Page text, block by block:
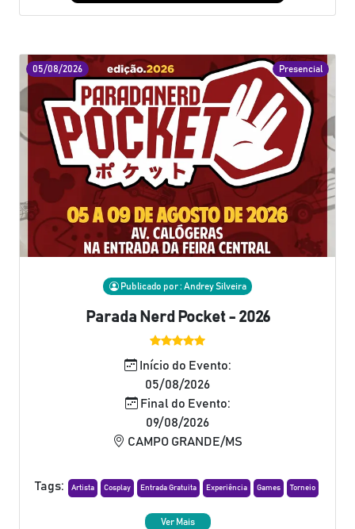
Presencial
05/08/2026
Publicado por : Andrey Silveira
Parada Nerd Pocket - 2026
Início do Evento:
05/08/2026
Final do Evento:
09/08/2026
CAMPO GRANDE/MS
Tags: Artista Cosplay Entrada Gratuita Experiência Games Torneio
Ver Mais